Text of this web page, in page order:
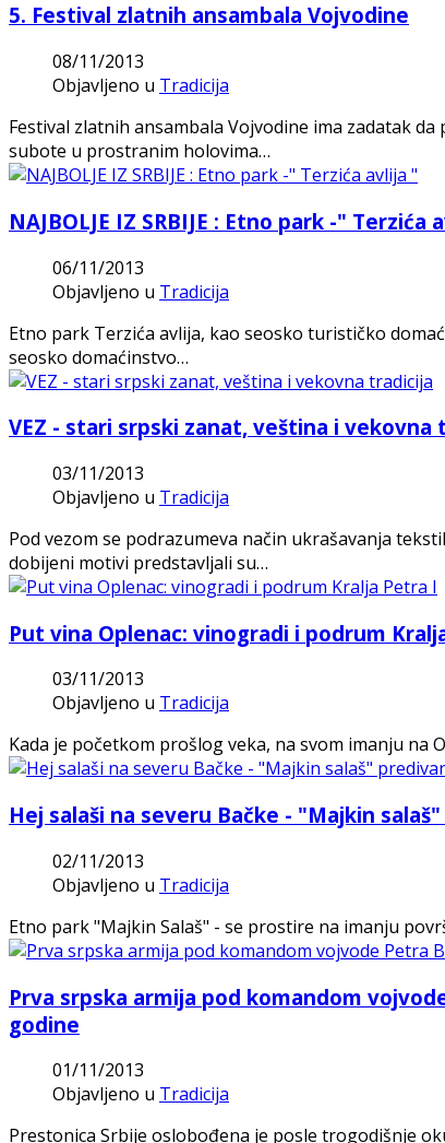
5. Festival zlatnih ansambala Vojvodine
08/11/2013
Objavljeno u Tradicija
Festival zlatnih ansambala Vojvodine ima zadatak
subote u prostranim holovima…
NAJBOLJE IZ SRBIJE : Etno park -" Terzića
06/11/2013
Objavljeno u Tradicija
Etno park Terzića avlija, kao seosko turističko
seosko domaćinstvo…
VEZ - stari srpski zanat, veština i vekovna
03/11/2013
Objavljeno u Tradicija
Pod vezom se podrazumeva način ukrašavanja
dobijeni motivi predstavljali su…
Put vina Oplenac: vinogradi i podrum
03/11/2013
Objavljeno u Tradicija
Kada je početkom prošlog veka, na svom imanju
Hej salaši na severu Bačke - "Majkin
02/11/2013
Objavljeno u Tradicija
Etno park "Majkin Salaš" - se prostire na imanju
Prva srpska armija pod komandom
godine
01/11/2013
Objavljeno u Tradicija
Prestonica Srbije oslobođena je posle trogodišnje